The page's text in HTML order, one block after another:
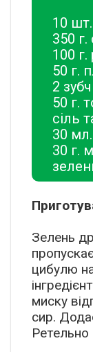
10
350
100 г.
50 г.
2
50 г.
сіль
30 мл.
30 г.
Зелень
цибулю
миску
сир.